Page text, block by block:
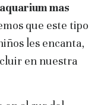
aquarium mas
que este tipo
les encanta,
en nuestra